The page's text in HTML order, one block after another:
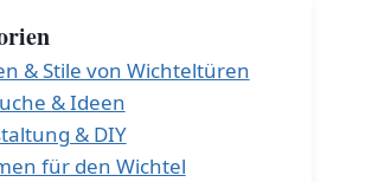
& Stile von Wichteltüren
& Ideen
& DIY
für den Wichtel